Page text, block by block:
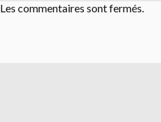
Les commentaires sont fermés.